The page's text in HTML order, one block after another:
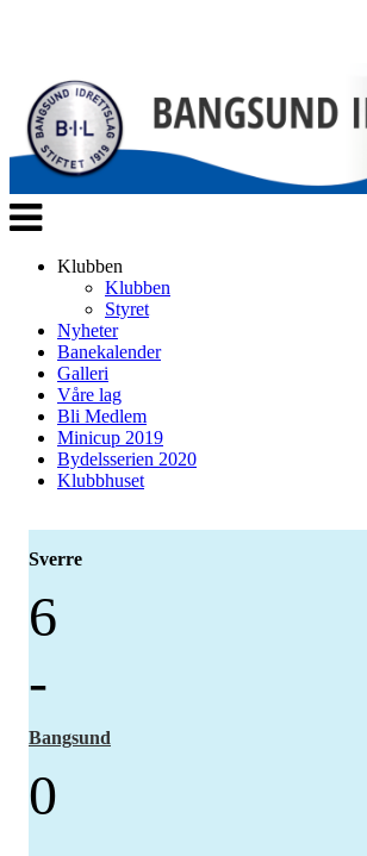
Veksle
navigasjon
Klubben
Klubben
Styret
Nyheter
Banekalender
Galleri
Våre lag
Bli Medlem
Minicup 2019
Bydelsserien 2020
Klubbhuset
Sverre
6
-
Bangsund
0